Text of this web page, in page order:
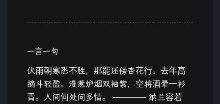
一言一句
伏雨朝寒悉不胜，那能还傍杏花行。去年高
摘斗轻盈。漫惹炉烟双袖紫，空将酒晕一衫
青。人间何处问多情。 ———— 纳兰容若